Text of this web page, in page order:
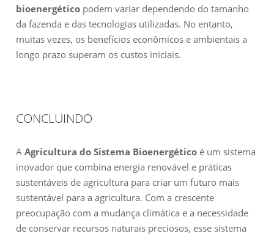
bioenergético podem variar dependendo do tamanho
da fazenda e das tecnologias utilizadas. No entanto,
muitas vezes, os benefícios econômicos e ambientais a
longo prazo superam os custos iniciais.
CONCLUINDO
A Agricultura do Sistema Bioenergético é um sistema
inovador que combina energia renovável e práticas
sustentáveis ​​de agricultura para criar um futuro mais
sustentável para a agricultura. Com a crescente
preocupação com a mudança climática e a necessidade
de conservar recursos naturais preciosos, esse sistema